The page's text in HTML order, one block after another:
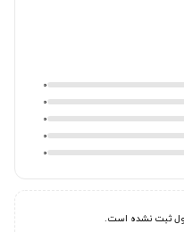
0
0
0
0
0
ثبت نشده است.